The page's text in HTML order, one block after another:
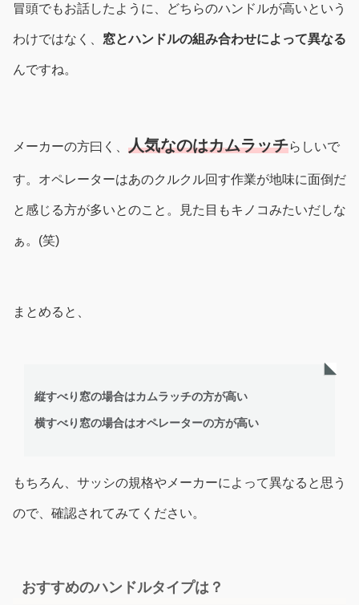
冒頭でもお話したように、どちらのハンドルが高いという
わけではなく、 窓とハンドルの組み合わせによって異なる
んですね。
メーカーの方曰く、 人気なのはカムラッチらしいで
す。オペレーターはあのクルクル回す作業が地味に面倒だ
と感じる方が多いとのこと。見た目もキノコみたいだしな
ぁ。(笑)
まとめると、
縦すべり窓の場合はカムラッチの方が高い
横すべり窓の場合はオペレーターの方が高い
もちろん、サッシの規格やメーカーによって異なると思う
ので、確認されてみてください。
おすすめのハンドルタイプは？